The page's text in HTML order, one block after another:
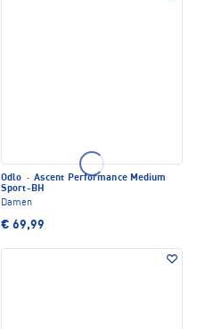
Odlo · Ascent Performance Medium
Sport-BH
Damen
€ 69,99